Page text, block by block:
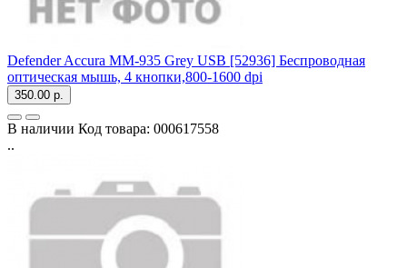
Defender Accura MM-935 Grey USB [52936] Беспроводная
оптическая мышь, 4 кнопки,800-1600 dpi
350.00 р.
В наличии Код товара: 000617558
..